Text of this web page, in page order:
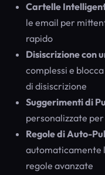
Cartelle
le email per
rapido
Disiscrizione con
complessi e
di disiscrizione
Suggerimenti di
personalizzate
Regole di Auto-
automaticamente
regole avanzate